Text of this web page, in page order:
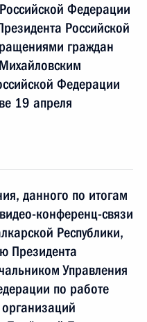
Федерации
Российской
граждан
Федерации
19 апреля
данного по итогам
конференц-связи
Республики,
Президента
Управления
по работе